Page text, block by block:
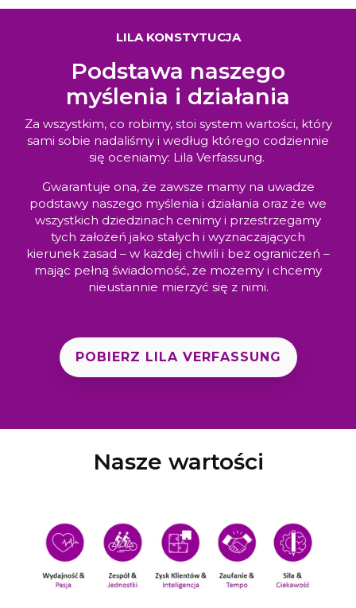
LILA KONSTYTUCJA
Podstawa naszego
myślenia i działania
Za wszystkim, co robimy, stoi system wartości, który
sami sobie nadaliśmy i według którego codziennie
się oceniamy: Lila Verfassung.
Gwarantuje ona, że zawsze mamy na uwadze
podstawy naszego myślenia i działania oraz że we
wszystkich dziedzinach cenimy i przestrzegamy
tych założeń jako stałych i wyznaczających
kierunek zasad – w każdej chwili i bez ograniczeń –
mając pełną świadomość, że możemy i chcemy
nieustannie mierzyć się z nimi.
POBIERZ LILA VERFASSUNG
Nasze wartości